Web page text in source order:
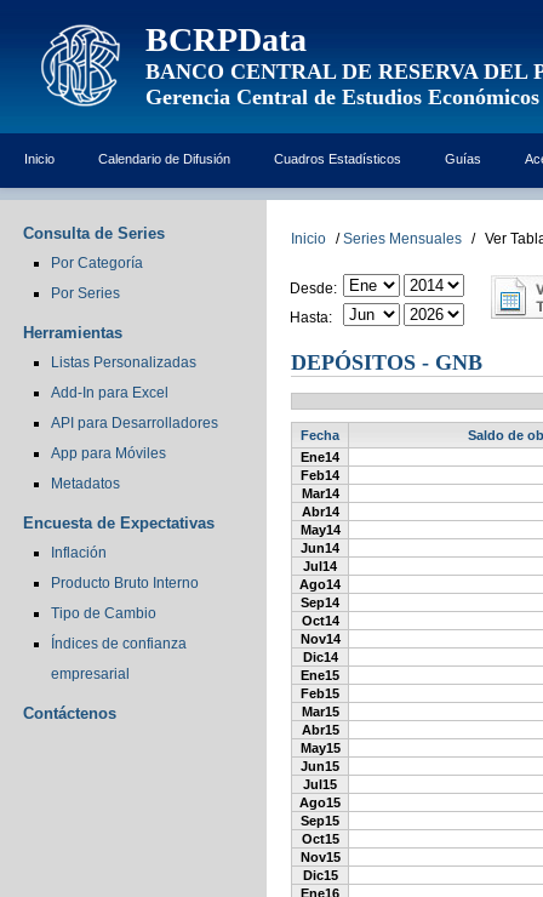
BCRPData
BANCO CENTRAL DE RESERVA DEL
Gerencia Central de Estudios Económicos
Inicio Calendario de Difusión Cuadros Estadísticos Guías
Consulta de Series
Por Categoría
Por Series
Herramientas
Listas Personalizadas
Add-In para Excel
API para Desarrolladores
App para Móviles
Metadatos
Encuesta de Expectativas
Inflación
Producto Bruto Interno
Tipo de Cambio
Índices de confianza
empresarial
Contáctenos
Inicio / Series Mensuales / Ver
Desde:
Hasta:
DEPÓSITOS - GNB
Fecha
Saldo de
Ene14
Feb14
Mar14
Abr14
May14
Jun14
Jul14
Ago14
Sep14
Oct14
Nov14
Dic14
Ene15
Feb15
Mar15
Abr15
May15
Jun15
Jul15
Ago15
Sep15
Oct15
Nov15
Dic15
Ene16